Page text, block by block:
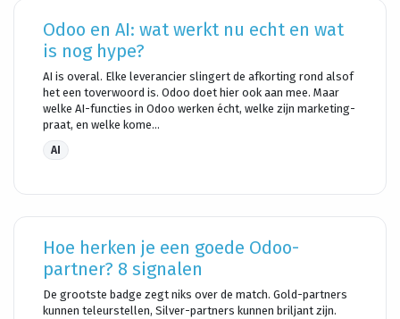
Odoo en AI: wat werkt nu echt en wat
is nog hype?
AI is overal. Elke leverancier slingert de afkorting rond alsof
het een toverwoord is. Odoo doet hier ook aan mee. Maar
welke AI-functies in Odoo werken écht, welke zijn marketing-
praat, en welke kome...
AI
Hoe herken je een goede Odoo-
partner? 8 signalen
De grootste badge zegt niks over de match. Gold-partners
kunnen teleurstellen, Silver-partners kunnen briljant zijn.